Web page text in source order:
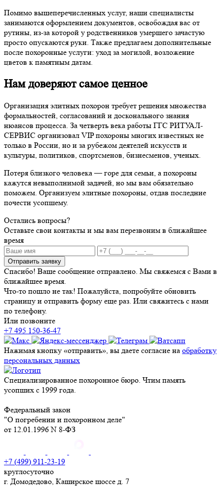
Помимо вышеперечисленных услуг, наши специалисты
занимаются оформлением документов, освобождая вас от
рутины, из-за которой у родственников умершего зачастую
просто опускаются руки. Также предлагаем дополнительные
после похоронные услуги: уход за могилой, возложение
цветов к памятным датам.
Нам доверяют самое ценное
Организация элитных похорон требует решения множества
формальностей, согласований и досконального знания
нюансов процесса. За четверть века работы ГГС РИТУАЛ-
СЕРВИС организовал VIP похороны многих известных не
только в России, но и за рубежом деятелей искусств и
культуры, политиков, спортсменов, бизнесменов, ученых.
Потеря близкого человека — горе для семьи, а похороны
кажутся невыполнимой задачей, но мы вам обязательно
поможем. Организуем элитные похороны, отдав последние
почести усопшему.
Остались вопросы?
Оставьте свои контакты и мы вам перезвоним в ближайшее
время
Отправить заявку
Спасибо! Ваше сообщение отправлено. Мы свяжемся с Вами в
ближайшее время.
Что-то пошло не так! Пожалуйста, попробуйте обновить
страницу и отправить форму еще раз. Или свяжитесь с нами
по телефону.
Или позвоните
+7 495 150-36-47
Нажимая кнопку «отправить», вы даете согласие на обработку
персональных данных
Специализированное похоронное бюро. Чтим память
усопших с 1999 года.
Федеральный закон
"О погребении и похоронном деле"
от 12.01.1996 N 8-ФЗ
+7 (499) 911-23-19
круглосуточно
г. Домодедово, Каширское шоссе д. 7